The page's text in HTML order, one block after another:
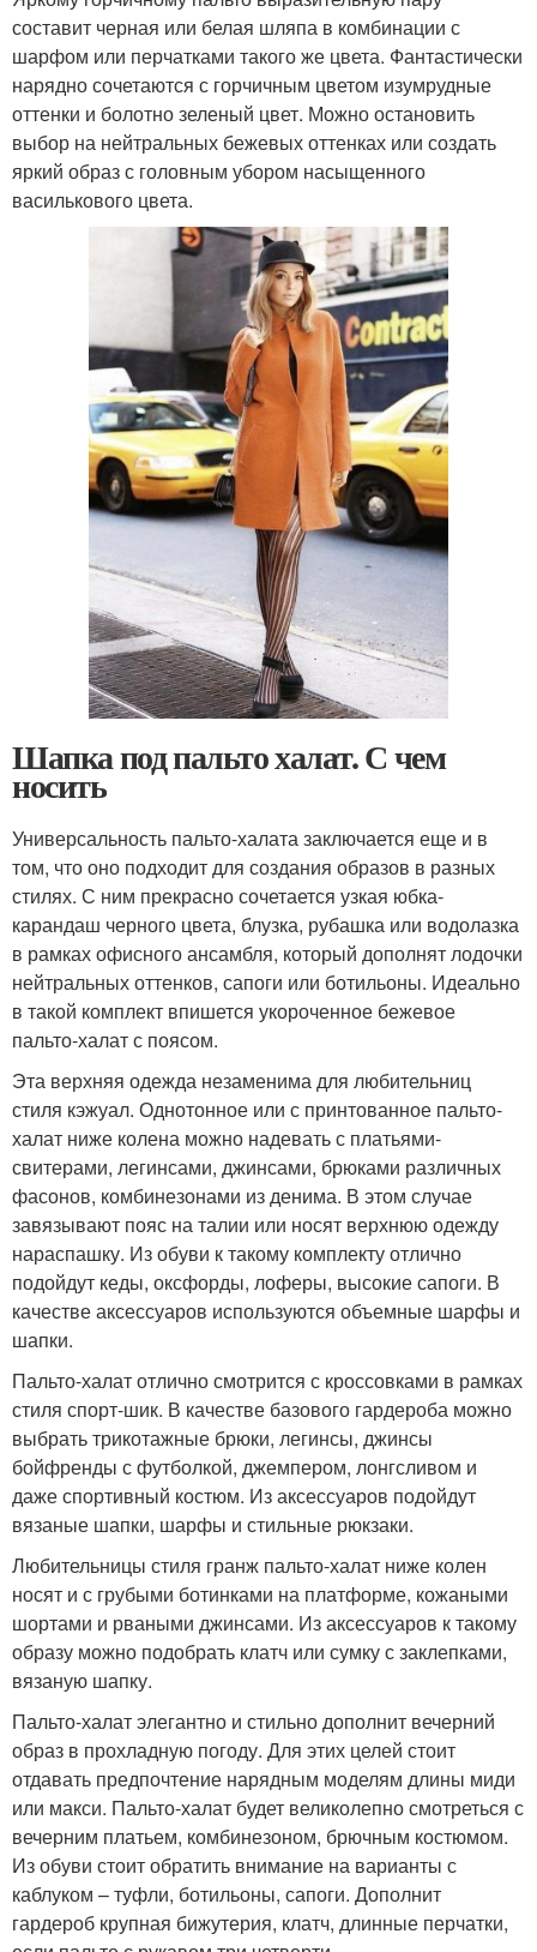
составит черная или белая шляпа в комбинации с
шарфом или перчатками такого же цвета. Фантастически
нарядно сочетаются с горчичным цветом изумрудные
оттенки и болотно зеленый цвет. Можно остановить
выбор на нейтральных бежевых оттенках или создать
яркий образ с головным убором насыщенного
василькового цвета.
Шапка под пальто халат. С чем
носить
Универсальность пальто-халата заключается еще и в
том, что оно подходит для создания образов в разных
стилях. С ним прекрасно сочетается узкая юбка-
карандаш черного цвета, блузка, рубашка или водолазка
в рамках офисного ансамбля, который дополнят лодочки
нейтральных оттенков, сапоги или ботильоны. Идеально
в такой комплект впишется укороченное бежевое
пальто-халат с поясом.
Эта верхняя одежда незаменима для любительниц
стиля кэжуал. Однотонное или с принтованное пальто-
халат ниже колена можно надевать с платьями-
свитерами, легинсами, джинсами, брюками различных
фасонов, комбинезонами из денима. В этом случае
завязывают пояс на талии или носят верхнюю одежду
нараспашку. Из обуви к такому комплекту отлично
подойдут кеды, оксфорды, лоферы, высокие сапоги. В
качестве аксессуаров используются объемные шарфы и
шапки.
Пальто-халат отлично смотрится с кроссовками в рамках
стиля спорт-шик. В качестве базового гардероба можно
выбрать трикотажные брюки, легинсы, джинсы
бойфренды с футболкой, джемпером, лонгсливом и
даже спортивный костюм. Из аксессуаров подойдут
вязаные шапки, шарфы и стильные рюкзаки.
Любительницы стиля гранж пальто-халат ниже колен
носят и с грубыми ботинками на платформе, кожаными
шортами и рваными джинсами. Из аксессуаров к такому
образу можно подобрать клатч или сумку с заклепками,
вязаную шапку.
Пальто-халат элегантно и стильно дополнит вечерний
образ в прохладную погоду. Для этих целей стоит
отдавать предпочтение нарядным моделям длины миди
или макси. Пальто-халат будет великолепно смотреться с
вечерним платьем, комбинезоном, брючным костюмом.
Из обуви стоит обратить внимание на варианты с
каблуком – туфли, ботильоны, сапоги. Дополнит
гардероб крупная бижутерия, клатч, длинные перчатки,